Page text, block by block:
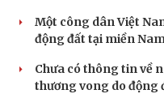
Một công dân Việt
động đất tại miền
Chưa có thông tin về
thương vong do động